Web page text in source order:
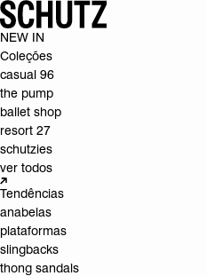
NEW IN
Coleções
casual 96
the pump
ballet shop
resort 27
schutzies
ver todos
Tendências
anabelas
plataformas
slingbacks
thong sandals